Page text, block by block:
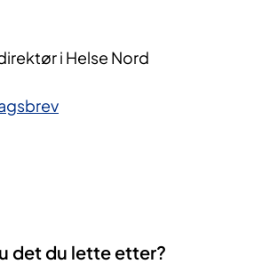
i Helse Nord
det du lette etter?